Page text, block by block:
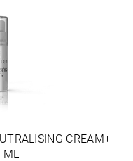
CREAM+
ML